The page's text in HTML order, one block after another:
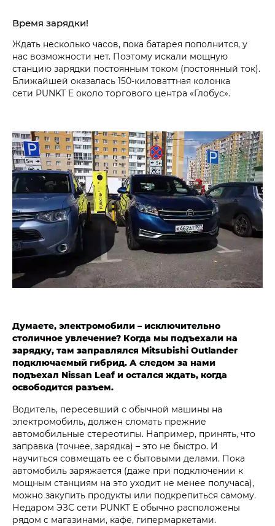
Время зарядки!
Ждать несколько часов, пока батарея пополнится, у
нас возможности нет. Поэтому искали мощную
станцию зарядки постоянным током (постоянный ток).
Ближайшей оказалась 150-киловаттная колонка
сети PUNKT E около торгового центра «Глобус».
Думаете, электромобили – исключительно
столичное увлечение? Когда мы подъехали на
зарядку, там заправлялся Mitsubishi Outlander
подключаемый гибрид. А следом за нами
подъехал Nissan Leaf и остался ждать, когда
освободится разъем.
Водитель, пересевший с обычной машины на
электромобиль, должен сломать прежние
автомобильные стереотипы. Например, принять, что
заправка (точнее, зарядка) – это не быстро. И
научиться совмещать ее с бытовыми делами. Пока
автомобиль заряжается (даже при подключении к
мощным станциям на это уходит не менее получаса),
можно закупить продукты или подкрепиться самому.
Недаром ЭЗС сети PUNKT E обычно расположены
рядом с магазинами, кафе, гипермаркетами.